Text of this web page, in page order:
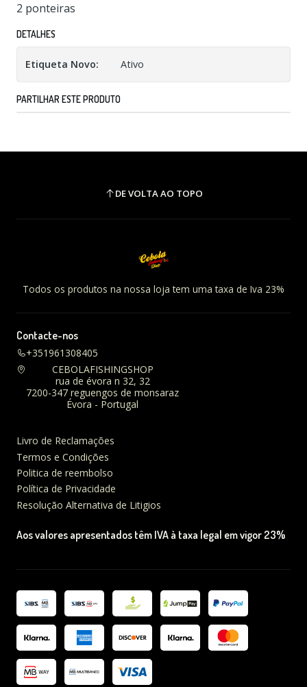
2 ponteiras
DETALHES
Etiqueta Novo: Ativo
PARTILHAR ESTE PRODUTO
DE VOLTA AO TOPO
Todos os produtos na nossa loja tem uma taxa de Iva 23%
Contacte-nos
+351961308405
CEBOLAFISHINGSHOP
rua de évora n 32, 32
7200-347 reguengos de monsaraz
Évora - Portugal
Livro de Reclamações
Termos e Condições
Politica de reembolso
Política de Privacidade
Resolução Alternativa de Litigios
Aos valores apresentados têm IVA à taxa legal em vigor 23%